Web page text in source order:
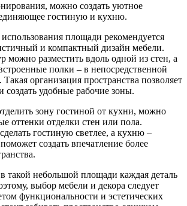
можно создать уютное
гостиную и кухню.
площади рекомендуется
и компактный дизайн мебели.
можно разместить вдоль одной из стен, а
полки – в непосредственной
организация пространства позволяет
создать удобные рабочие зоны.
зону гостиной от кухни, можно
оттенки отделки стен или пола.
гостиную светлее, а кухню –
создать впечатление более
такой небольшой площади каждая деталь
выбор мебели и декора следует
функциональности и эстетических